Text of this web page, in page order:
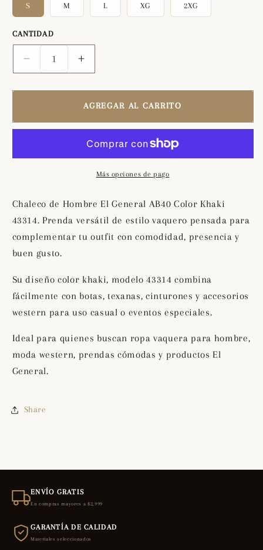
S M L XG 2XG
CANTIDAD
Reducir
cantidad
para
Hombre
General
Khaki
Aumentar
cantidad
para
Chaleco
Hombre
El
General
AB40
Khaki
AGREGAR AL CARRITO
Más opciones de pago
Chaleco de Hombre El General AB40 Color Khaki
43314. Prenda versátil de estilo vaquero pensada para
complementar tu outfit con comodidad, presencia y
buen gusto.
Su diseño color khaki, modelo 43314 combina
fácilmente con botas, texanas, cinturones y accesorios
western para uso casual o eventos especiales.
Ideal para quienes buscan ropa vaquera para hombre,
moda western, prendas cómodas y productos El
General.
Share
ENVÍO GRATIS
En compras mayores a $2,999
GARANTÍA DE CALIDAD
Materiales seleccionados